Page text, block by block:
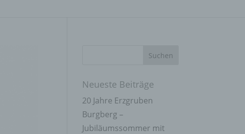
Neueste Beiträge
20 Jahre Erzgruben
Burgberg –
Jubiläumssommer mit